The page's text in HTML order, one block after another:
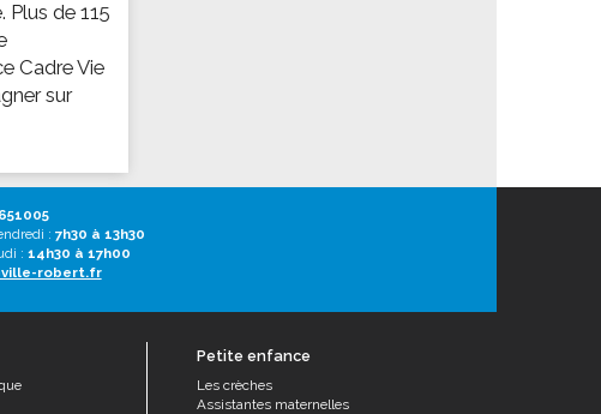
de 115
Cadre Vie
sur
: 7h30 à 13h30
: 14h30 à 17h00
robert.fr
Petite enfance
Les crèches
Assistantes maternelles